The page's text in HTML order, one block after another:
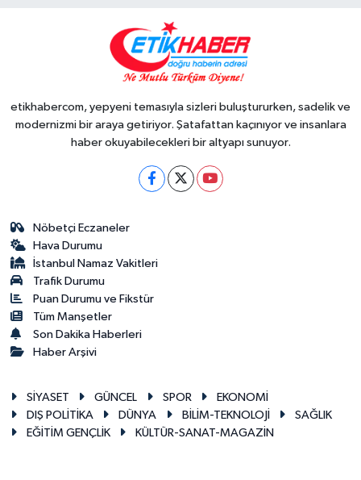
etikhabercom, yepyeni temasıyla sizleri buluştururken, sadelik ve
modernizmi bir araya getiriyor. Şatafattan kaçınıyor ve insanlara
haber okuyabilecekleri bir altyapı sunuyor.
Nöbetçi Eczaneler
Hava Durumu
İstanbul Namaz Vakitleri
Trafik Durumu
Puan Durumu ve Fikstür
Tüm Manşetler
Son Dakika Haberleri
Haber Arşivi
SİYASET GÜNCEL SPOR
EKONOMİ
DIŞ POLİTİKA
DÜNYA BİLİM-TEKNOLOJİ
SAĞLIK
EĞİTİM GENÇLİK
KÜLTÜR-SANAT-MAGAZİN